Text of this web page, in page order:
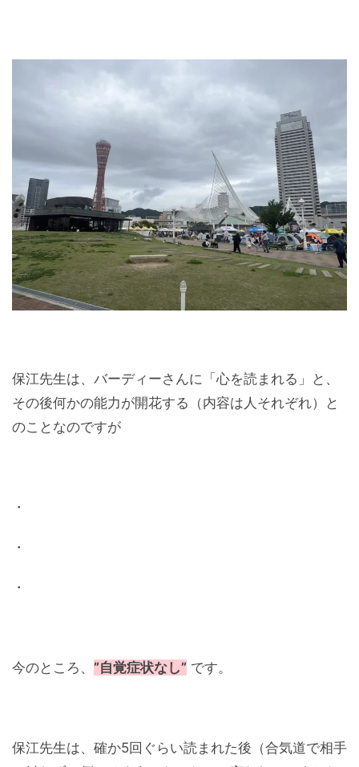
保江先生は、バーディーさんに「心を読まれる」と、
その後何かの能力が開花する（内容は人それぞれ）と
のことなのですが
・
・
・
今のところ、 ”自覚症状なし” です。
保江先生は、確か5回ぐらい読まれた後（合気道で相手